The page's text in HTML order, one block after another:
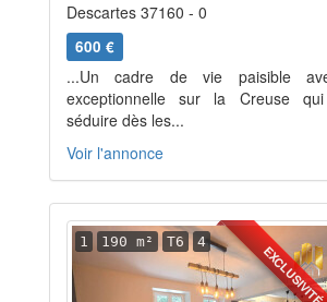
Descartes 37160 - 0
600 €
...Un cadre de vie paisible
exceptionnelle sur la Creuse
séduire dès les...
Voir l'annonce
EXCLUSIVITÉ
1 190 m² T6 4